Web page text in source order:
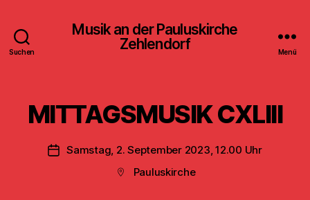
Suchen
Musik an der Pauluskirche
Zehlendorf
Menü
MITTAGSMUSIK CXLIII
Veröffentlichungsdatum
Samstag, 2. September 2023, 12.00 Uhr
Beitragsort
Pauluskirche